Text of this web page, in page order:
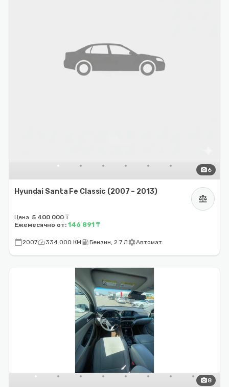
photo_camera6
Hyundai Santa Fe Classic (2007 – 2013)
balance
Цена: 5 400 000 ₸
Ежемесячно от: 146 891 ₸
calendar_today2007speed334 000 КМ local_gas_stationБензин, 2.7 ЛsettingsАвтомат
photo_camera8